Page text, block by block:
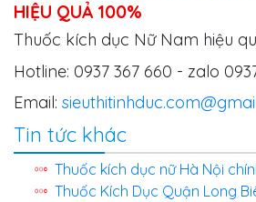
HIỆU QUẢ 100%
Thuốc kích dục Nữ Nam hiệu
Hotline: 0937 367 660 - zalo
Email:
Tin tức khác
Thuốc kích dục nữ Hà Nội
Thuốc Kích Dục Quận Long